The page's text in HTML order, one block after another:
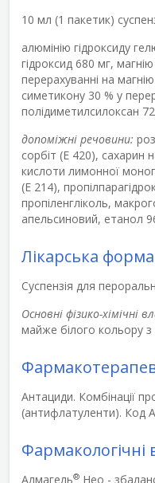
10 мл (1 пакетик)
алюмінію гідроксиду
гідроксид 680 мг,
перерахуванні на
симетикону 30 % у
полідиметилсилоксан
допоміжні речовини:
сорбіт (Е 420), сахарин
кислоти лимонної
(Е 214),
пропіленгліколь,
апельсиновий, етанол
Лікарська форма
Суспензія для
Основні фізико-хімічні
майже білого кольору
Антациди. Комбінації
(антифлатуленти). Код
Фармакологічні
Алмагель® Нео -